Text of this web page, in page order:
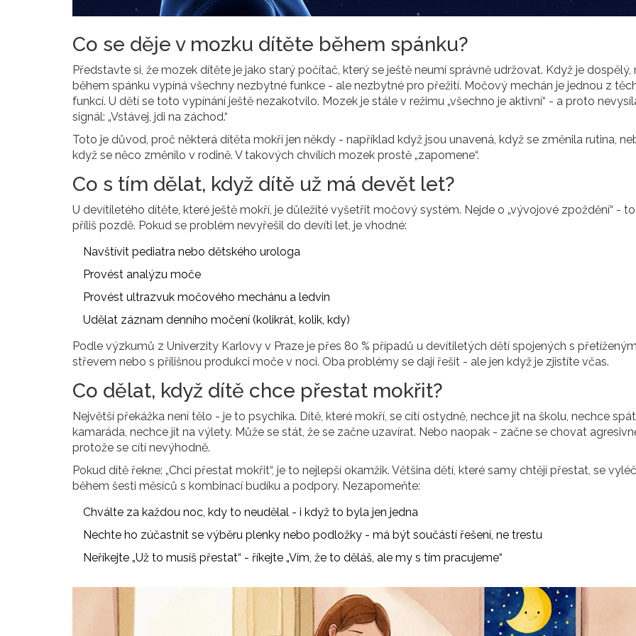
Co se děje v mozku dítěte během spánku?
Představte si, že mozek dítěte je jako starý počítač, který se ještě neumí správně udržovat. Když je dospělý,
během spánku vypíná všechny nezbytné funkce - ale nezbytné pro přežití. Močový mechán je jednou z
funkcí. U dětí se toto vypínání ještě nezakotvilo. Mozek je stále v režimu „všechno je aktivní“ - a proto
signál: „Vstávej, jdi na záchod.“
Toto je důvod, proč některá dítěta mokří jen někdy - například když jsou unavená, když se změnila rutina,
když se něco změnilo v rodině. V takových chvílích mozek prostě „zapomene“.
Co s tím dělat, když dítě už má devět let?
U devítiletého dítěte, které ještě mokří, je důležité vyšetřit močový systém. Nejde o „vývojové zpoždění“ -
příliš pozdě. Pokud se problém nevyřešil do devíti let, je vhodné:
Navštívit pediatra nebo dětského urologa
Provést analýzu moče
Provést ultrazvuk močového mechánu a ledvin
Udělat záznam denního močení (kolikrát, kolik, kdy)
Podle výzkumů z Univerzity Karlovy v Praze je přes 80 % případů u devítiletých dětí spojených s přetíženým
střevem nebo s přílišnou produkci moče v noci. Oba problémy se dají řešit - ale jen když je zjistíte včas.
Co dělat, když dítě chce přestat mokřit?
Největší překážka není tělo - je to psychika. Dítě, které mokří, se cítí ostydně, nechce jít na školu, nechce
kamaráda, nechce jít na výlety. Může se stát, že se začne uzavírat. Nebo naopak - začne se chovat
protože se cítí nevýhodně.
Pokud dítě řekne: „Chci přestat mokřit“, je to nejlepší okamžik. Většina dětí, které samy chtějí přestat, se
během šesti měsíců s kombinací budíku a podpory. Nezapomeňte:
Chválte za každou noc, kdy to neudělal - i když to byla jen jedna
Nechte ho zúčastnit se výběru plenky nebo podložky - má být součástí řešení, ne trestu
Neříkejte „Už to musíš přestat“ - říkejte „Vím, že to děláš, ale my s tím pracujeme“